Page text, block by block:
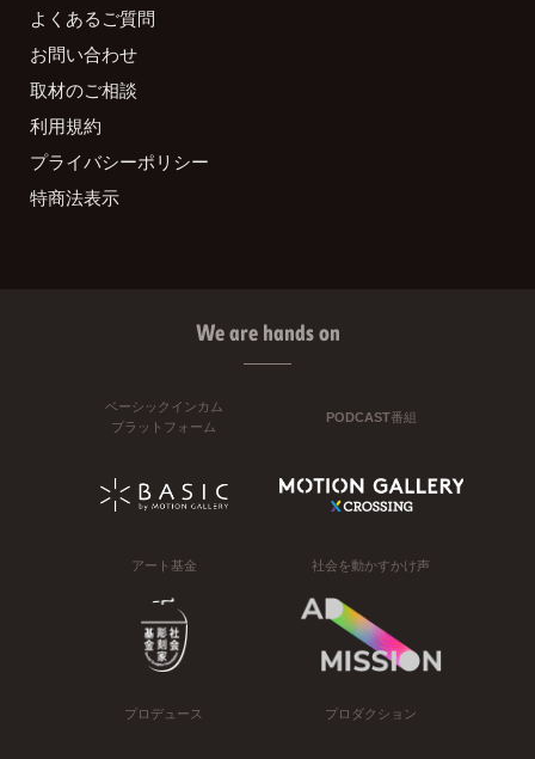
よくあるご質問
お問い合わせ
取材のご相談
利用規約
プライバシーポリシー
特商法表示
We are hands on
ベーシックインカム
プラットフォーム
PODCAST番組
アート基金 社会を動かすかけ声
プロデュース プロダクション